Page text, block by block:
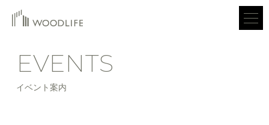
EVENTS
イベント案内